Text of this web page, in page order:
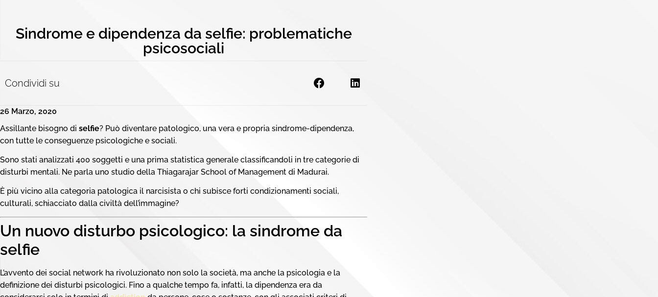
Sindrome e dipendenza da selfie: problematiche
psicosociali
Condividi su
26 Marzo, 2020
Assillante bisogno di selfie? Può diventare patologico, una vera e propria sindrome-dipendenza,
con tutte le conseguenze psicologiche e sociali.
Sono stati analizzati 400 soggetti e una prima statistica generale classificandoli in tre categorie di
disturbi mentali. Ne parla uno studio della Thiagarajar School of Management di Madurai.
È più vicino alla categoria patologica il narcisista o chi subisce forti condizionamenti sociali,
culturali, schiacciato dalla civiltà dell’immagine?
Un nuovo disturbo psicologico: la sindrome da
selfie
L’avvento dei social network ha rivoluzionato non solo la società, ma anche la psicologia e la
definizione dei disturbi psicologici. Fino a qualche tempo fa, infatti, la dipendenza era da